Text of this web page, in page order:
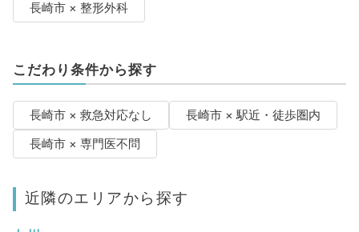
長崎市 × 整形外科
こだわり条件から探す
長崎市 × 救急対応なし
長崎市 × 駅近・徒歩圏内
長崎市 × 専門医不問
近隣のエリアから探す